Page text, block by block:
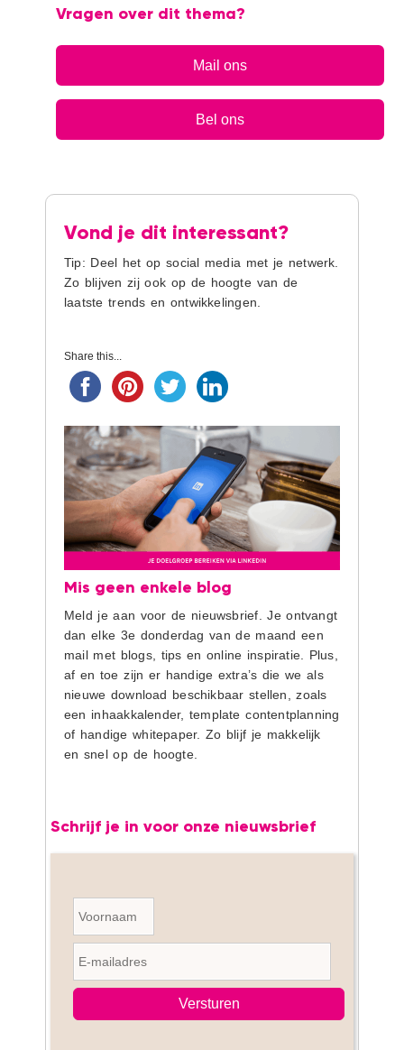
Vragen over dit thema?
Mail ons
Bel ons
Vond je dit interessant?
Tip: Deel het op social media met je netwerk.
Zo blijven zij ook op de hoogte van de
laatste trends en ontwikkelingen.
Share this...
Mis geen enkele blog
Meld je aan voor de nieuwsbrief. Je ontvangt
dan elke 3e donderdag van de maand een
mail met blogs, tips en online inspiratie. Plus,
af en toe zijn er handige extra’s die we als
nieuwe download beschikbaar stellen, zoals
een inhaakkalender, template contentplanning
of handige whitepaper. Zo blijf je makkelijk
en snel op de hoogte.
Schrijf je in voor onze nieuwsbrief